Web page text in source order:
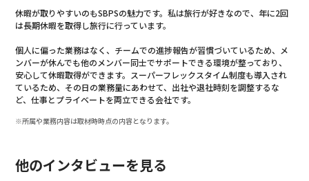
休暇が取りやすいのもSBPSの魅力です。私は旅行が好きなので、年に2回
は長期休暇を取得し旅行に行っています。
個人に偏った業務はなく、チームでの進捗報告が習慣づいているため、メ
ンバーが休んでも他のメンバー同士でサポートできる環境が整っており、
安心して休暇取得ができます。スーパーフレックスタイム制度も導入され
ているため、その日の業務量にあわせて、出社や退社時刻を調整するな
ど、仕事とプライベートを両立できる会社です。
※所属や業務内容は取材時時点の内容となります。
他のインタビューを見る